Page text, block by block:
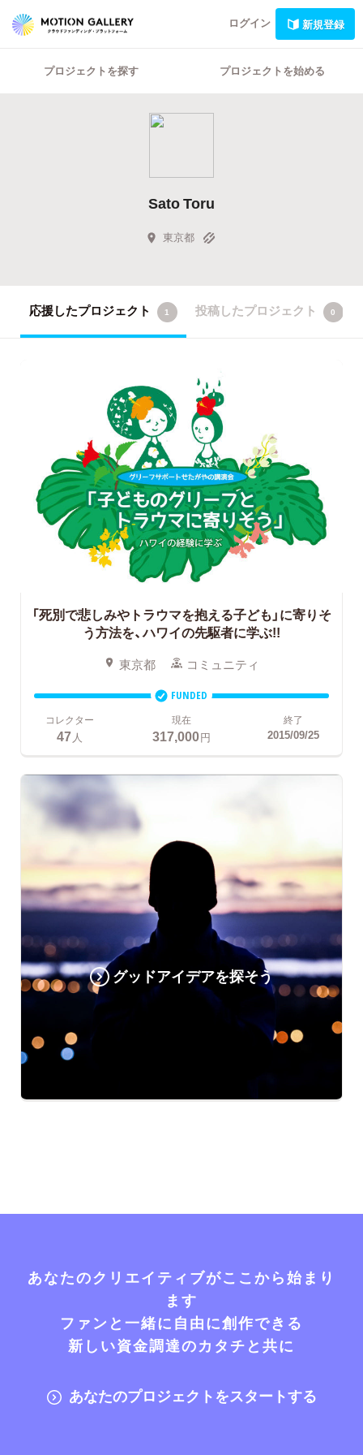
ログイン 新規登録
プロジェクトを探す プロジェクトを始める
Sato Toru
東京都
応援したプロジェクト 1 投稿したプロジェクト 0
「死別で悲しみやトラウマを抱える子ども」に寄りそ
う方法を、ハワイの先駆者に学ぶ!!
東京都 コミュニティ
FUNDED
コレクター
47 人
現在
317,000円
終了
2015/09/25
グッドアイデアを探そう
あなたのクリエイティブがここから始まり
ます
ファンと一緒に自由に創作できる
新しい資金調達のカタチと共に
あなたのプロジェクトをスタートする